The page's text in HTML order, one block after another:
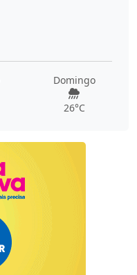
Domingo
26°C